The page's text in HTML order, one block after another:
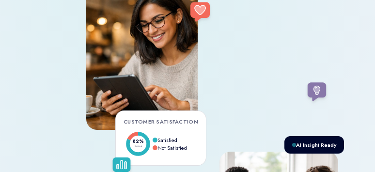
CUSTOMER SATISFACTION
82%
Satisfied
Satisfied
Not Satisfied
AI Insight Ready